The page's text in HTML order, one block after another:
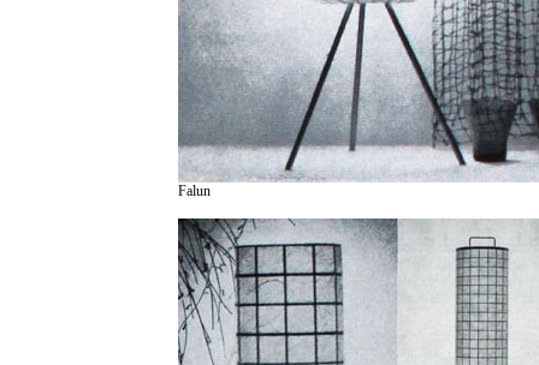
Falun